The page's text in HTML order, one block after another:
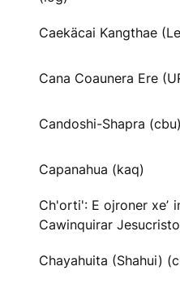
Caekäcai Kangthae
Cana Coaunera Ere
Candoshi-Shapra (cbu)
Capanahua (kaq)
Ch'orti': E ojroner xeʼ
Cawinquirar
Chayahuita (Shahui)